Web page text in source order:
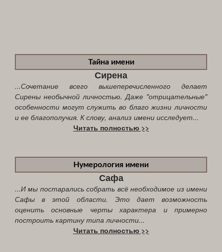
Тайна имени
Сирена
...Сочетание всего вышеперечисленного делает
Сирены необычной личностью. Даже "отрицательные"
особенности могут служить во благо жизни личности
и ее благополучия. К слову, анализ имени исследует...
Читать полностью >>
Нумерология имени
Сафа
...И мы постарались собрать всё необходимое из имени
Сафы в этой области. Это дает возможность
оценить основные черты характера и примерно
построить картину типа личности...
Читать полностью >>